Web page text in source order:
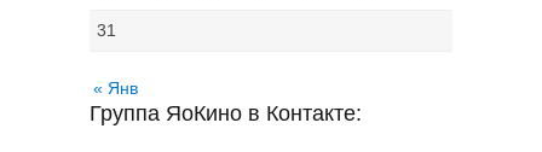
31
« Янв
Группа ЯоКино в Контакте: